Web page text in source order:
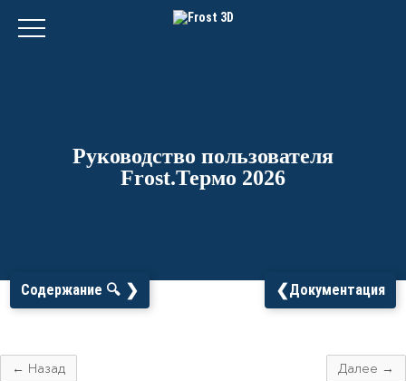
Руководство пользователя
Frost.Термо 2026
← Назад Далее →
❮Документация
Содержание 🔍 ❯